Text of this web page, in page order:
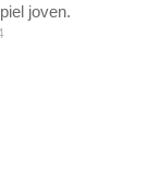
joven.